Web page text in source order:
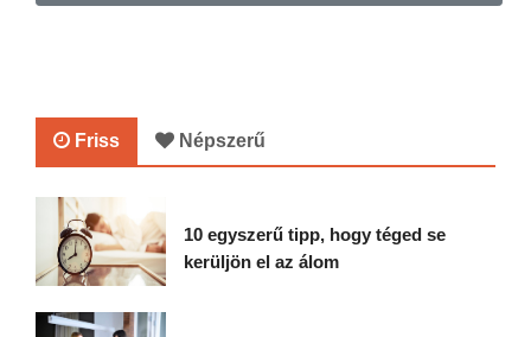
Friss Népszerű
10 egyszerű tipp, hogy téged se
kerüljön el az álom